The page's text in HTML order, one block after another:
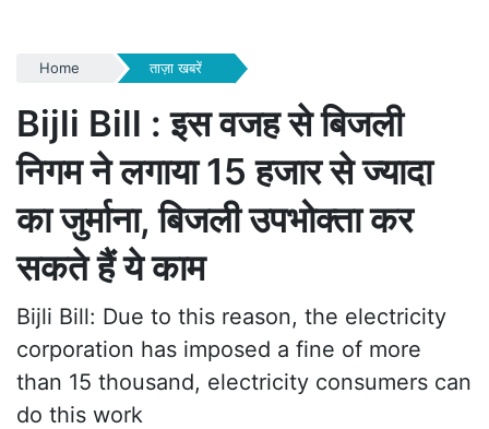
Home ताज़ा खबरें
Bijli Bill : इस वजह से बिजली
निगम ने लगाया 15 हजार से ज्यादा
का जुर्माना, बिजली उपभोक्ता कर
सकते हैं ये काम
Bijli Bill: Due to this reason, the electricity
corporation has imposed a fine of more
than 15 thousand, electricity consumers can
do this work